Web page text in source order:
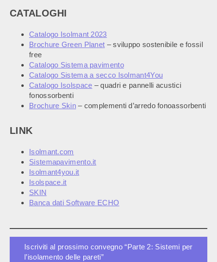
CATALOGHI
Catalogo Isolmant 2023
Brochure Green Planet – sviluppo sostenibile e fossil
free
Catalogo Sistema pavimento
Catalogo Sistema a secco Isolmant4You
Catalogo Isolspace – quadri e pannelli acustici
fonossorbenti
Brochure Skin– complementi d’arredo fonoassorbenti
LINK
Isolmant.com
Sistemapavimento.it
Isolmant4you.it
Isolspace.it
SKIN
Banca dati Software ECHO
Iscriviti al prossimo convegno “Parte 2: Sistemi per
l’isolamento delle pareti”